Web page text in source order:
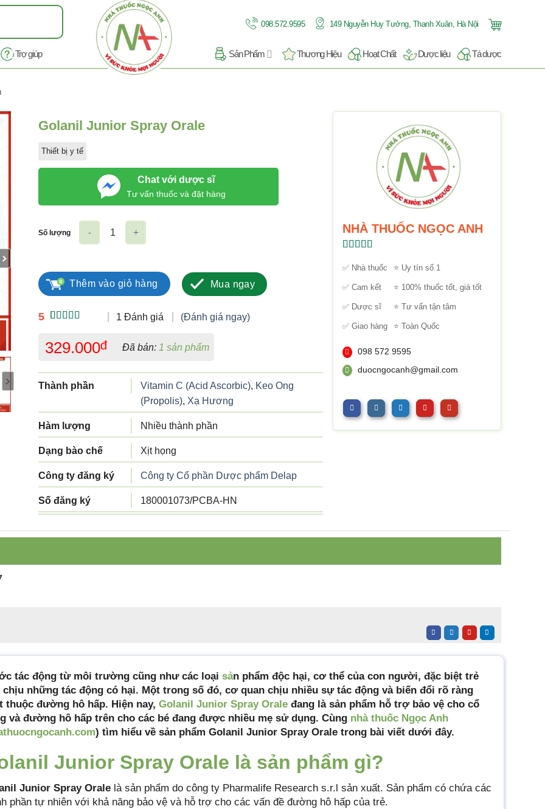
098.572.9595 149 Nguyễn Huy Tưởng, Thanh Xuân, Hà Nội
Trợ giúp Sản Phẩm Thương Hiệu Hoạt Chất Dược liệu Tá dược
Golanil Junior Spray Orale
Thiết bị y tế
Chat với dược sĩ
Tư vấn thuốc và đặt hàng
5
đánh giá
1 Đánh giá (Đánh giá ngay)
329.000đ Đã bán: 1 sản phẩm
Thành phần Vitamin C (Acid Ascorbic), Keo Ong
(Propolis), Xạ Hương
Hàm lượng Nhiều thành phần
Dạng bào chế Xịt họng
Công ty đăng ký Công ty Cổ phần Dược phẩm Delap
Số đăng ký 180001073/PCBA-HN
xuất
Số lượng
Thêm vào giỏ hàng Mua ngay
NHÀ THUỐC NGỌC ANH
hạng5.005
✅ Nhà thuốc ⭐ Uy tín số 1
✅ Cam kết ⭐ 100% thuốc tốt, giá tốt
✅ Dược sĩ ⭐ Tư vấn tận tâm
✅ Giao hàng ⭐ Toàn Quốc
098 572 9595
duocngocanh@gmail.com
tác động từ môi trường cũng như các loại sản phẩm độc hại, cơ thể của con người, đặc biệt trẻ
chịu những tác động có hại. Một trong số đó, cơ quan chịu nhiều sự tác động và biến đổi rõ ràng
thuộc đường hô hấp. Hiện nay, Golanil Junior Spray Orale đang là sản phẩm hỗ trợ bảo vệ cho cổ
và đường hô hấp trên cho các bé đang được nhiều mẹ sử dụng. Cùng nhà thuốc Ngọc Anh
) tìm hiểu về sản phẩm Golanil Junior Spray Orale trong bài viết dưới đây.
Junior Spray Orale là sản phẩm gì?
Junior Spray Orale là sản phẩm do công ty Pharmalife Research s.r.l sản xuất. Sản phẩm có chứa các
phần tự nhiên với khả năng bảo vệ và hỗ trợ cho các vấn đề đường hô hấp của trẻ.